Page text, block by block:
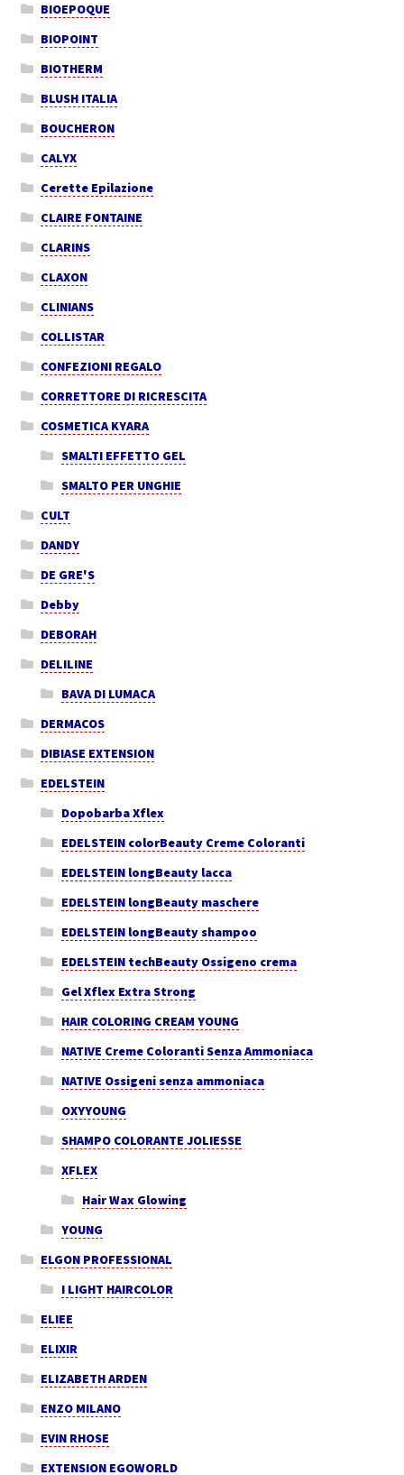
BIOEPOQUE
BIOPOINT
BIOTHERM
BLUSH ITALIA
BOUCHERON
CALYX
Cerette Epilazione
CLAIRE FONTAINE
CLARINS
CLAXON
CLINIANS
COLLISTAR
CONFEZIONI REGALO
CORRETTORE DI RICRESCITA
COSMETICA KYARA
SMALTI EFFETTO GEL
SMALTO PER UNGHIE
CULT
DANDY
DE GRE'S
Debby
DEBORAH
DELILINE
BAVA DI LUMACA
DERMACOS
DIBIASE EXTENSION
EDELSTEIN
Dopobarba Xflex
EDELSTEIN colorBeauty Creme Coloranti
EDELSTEIN longBeauty lacca
EDELSTEIN longBeauty maschere
EDELSTEIN longBeauty shampoo
EDELSTEIN techBeauty Ossigeno crema
Gel Xflex Extra Strong
HAIR COLORING CREAM YOUNG
NATIVE Creme Coloranti Senza Ammoniaca
NATIVE Ossigeni senza ammoniaca
OXYYOUNG
SHAMPO COLORANTE JOLIESSE
XFLEX
Hair Wax Glowing
YOUNG
ELGON PROFESSIONAL
I LIGHT HAIRCOLOR
ELIEE
ELIXIR
ELIZABETH ARDEN
ENZO MILANO
EVIN RHOSE
EXTENSION EGOWORLD